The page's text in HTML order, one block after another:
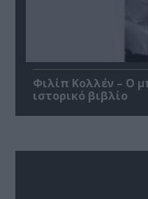
Φιλίπ Κολλέν – Ο
ιστορικό βιβλίο